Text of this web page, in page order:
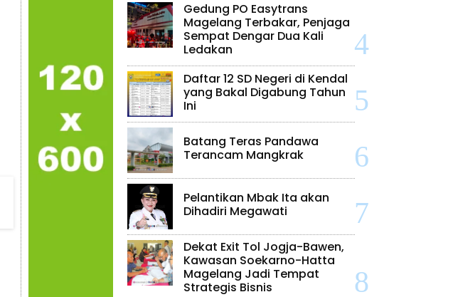
Gedung PO Easytrans
Magelang Terbakar, Penjaga
Sempat Dengar Dua Kali
Ledakan
Daftar 12 SD Negeri di Kendal
yang Bakal Digabung Tahun
Ini
Batang Teras Pandawa
Terancam Mangkrak
Pelantikan Mbak Ita akan
Dihadiri Megawati
Dekat Exit Tol Jogja-Bawen,
Kawasan Soekarno-Hatta
Magelang Jadi Tempat
Strategis Bisnis